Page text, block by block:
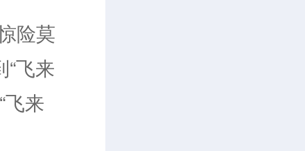
险莫
飞来
来
然分